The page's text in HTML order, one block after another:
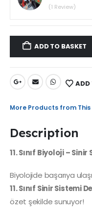
(1 Review)
ADD TO BASKET
ADD
More Products from This
Description
11. Sınıf Biyoloji –
Biyolojide başarıya
11. Sınıf Sinir Sistemi
özet şekilde sunuyor!